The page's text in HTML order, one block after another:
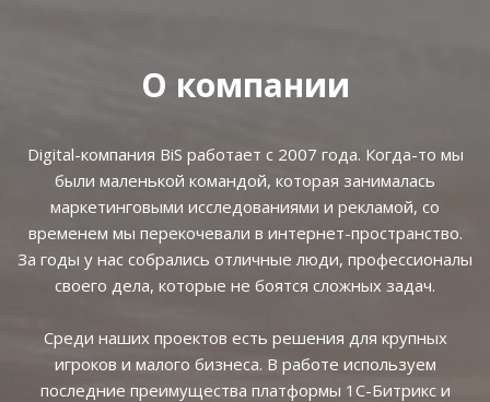
О компании
Digital-компания BiS работает с 2007 года. Когда-то мы
были маленькой командой, которая занималась
маркетинговыми исследованиями и рекламой, со
временем мы перекочевали в интернет-пространство.
За годы у нас собрались отличные люди, профессионалы
своего дела, которые не боятся сложных задач.
Среди наших проектов есть решения для крупных
игроков и малого бизнеса. В работе используем
последние преимущества платформы 1С-Битрикс и